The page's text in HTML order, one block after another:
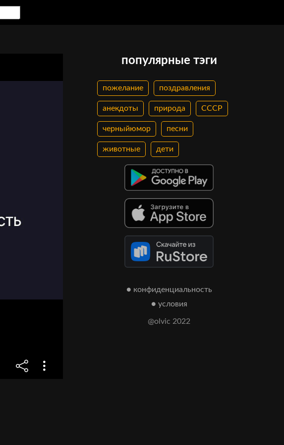
популярные тэги
пожелание поздравления
анекдоты природа СССР
черныйюмор песни
животные дети
● конфиденциальность
● условия
@olvic 2022